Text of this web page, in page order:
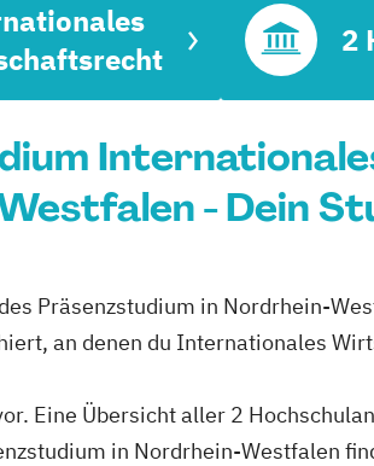
2
- Dein
Präsenzstudium in Nordrhein-
an denen du Internationales
Eine Übersicht aller 2
in Nordrhein-Westfalen